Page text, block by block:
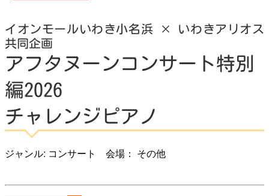
ソーシャルメディア
お問い合わせ
よくある質問
イオンモールいわき小名浜 × いわきアリオス
共同企画
アフタヌーンコンサート特別
編2026
チャレンジピアノ
ジャンル: コンサート 会場： その他